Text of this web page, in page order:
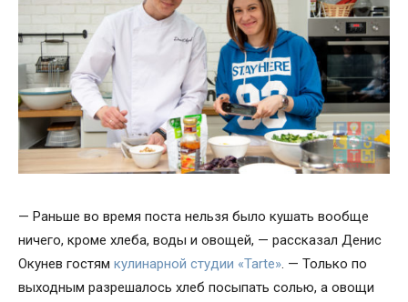
— Раньше во время поста нельзя было кушать вообще
ничего, кроме хлеба, воды и овощей, — рассказал Денис
Окунев гостям кулинарной студии «Tarte». — Только по
выходным разрешалось хлеб посыпать солью, а овощи